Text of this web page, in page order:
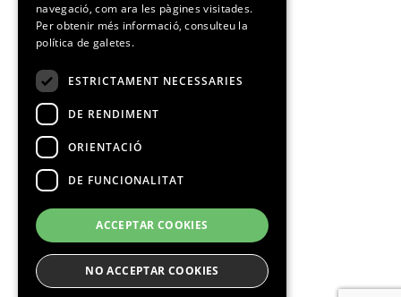
navegació, com ara les pàgines visitades.
Per obtenir més informació, consulteu la
política de galetes.
ESTRICTAMENT NECESSARIES
DE RENDIMENT
ORIENTACIÓ
DE FUNCIONALITAT
ACCEPTAR COOKIES
NO ACCEPTAR COOKIES